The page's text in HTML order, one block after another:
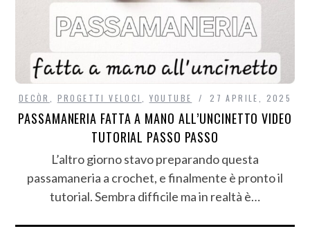
DECÒR PROGETTI VELOCI YOUTUBE 27 APRILE, 2025
PASSAMANERIA FATTA A MANO ALL’UNCINETTO VIDEO
TUTORIAL PASSO PASSO
L’altro giorno stavo preparando questa
passamaneria a crochet, e finalmente è pronto il
tutorial. Sembra difficile ma in realtà è…